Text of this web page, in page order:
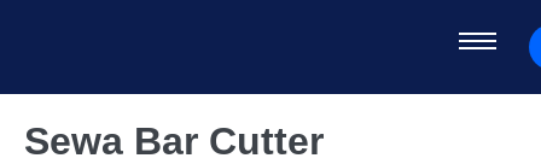
Sewa Bar Cutter